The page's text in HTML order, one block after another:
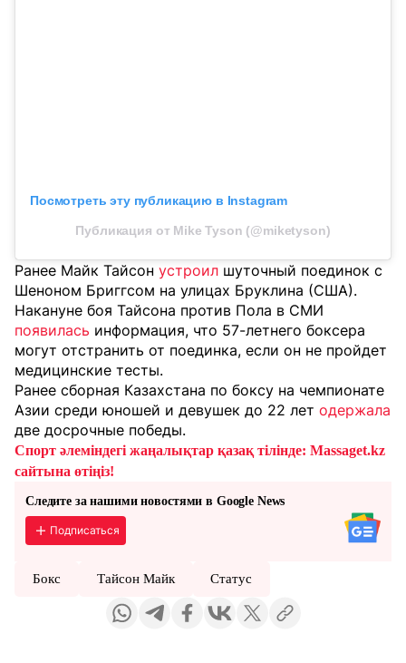
Посмотреть эту публикацию в Instagram
Публикация от Mike Tyson (@miketyson)
Ранее Майк Тайсон устроил шуточный поединок с
Шеноном Бриггсом на улицах Бруклина (США).
Накануне боя Тайсона против Пола в СМИ
появилась информация, что 57-летнего боксера
могут отстранить от поединка, если он не пройдет
медицинские тесты.
Ранее сборная Казахстана по боксу на чемпионате
Азии среди юношей и девушек до 22 лет одержала
две досрочные победы.
Спорт әлеміндегі жаңалықтар қазақ тілінде: Massaget.kz
сайтына өтіңіз!
Следите за нашими новостями в Google News
Подписаться
Бокс Тайсон Майк Статус